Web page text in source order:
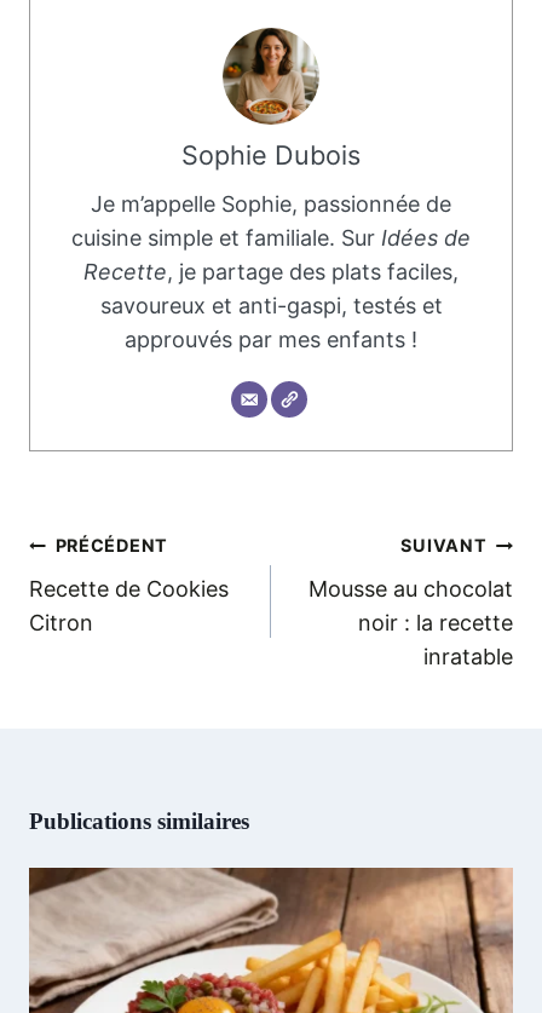
Sophie Dubois
Je m’appelle Sophie, passionnée de
cuisine simple et familiale. Sur Idées de
Recette, je partage des plats faciles,
savoureux et anti-gaspi, testés et
approuvés par mes enfants !
Navigation
de
l’article
PRÉCÉDENT
Recette de Cookies
Citron
SUIVANT
Mousse au chocolat
noir : la recette
inratable
Publications similaires